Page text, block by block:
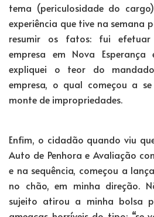
tema (periculosidade do
experiência que tive na semana
resumir os fatos: fui
empresa em Nova
expliquei o teor do
empresa, o qual começou a
monte de impropriedades.
Enfim, o cidadão quando viu
Auto de Penhora e Avaliação
e na sequência, começou a
no chão, em minha direção.
sujeito atirou a minha bolsa